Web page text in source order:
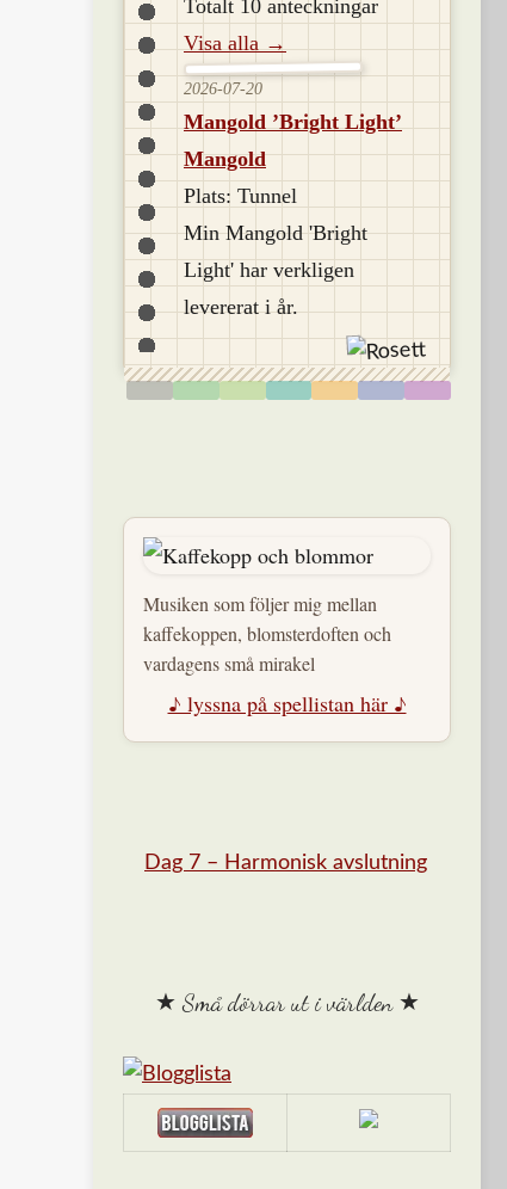
Totalt 10 anteckningar
Visa alla →
2026-07-20
Mangold ’Bright Light’
Mangold
Plats: Tunnel
Min Mangold 'Bright
Light' har verkligen
levererat i år.
Musiken som följer mig mellan
kaffekoppen, blomsterdoften och
vardagens små mirakel
♪ lyssna på spellistan här ♪
Dag 7 – Harmonisk avslutning
★ Små dörrar ut i världen ★